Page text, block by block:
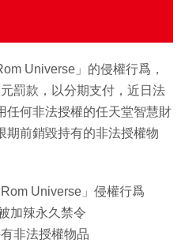
Universe」的侵權行爲，
罰款，以分期支付，近日法
任何非法授權的任天堂智慧財
期前銷毀持有的非法授權物
Universe」侵權行爲
加辣永久禁令
非法授權物品